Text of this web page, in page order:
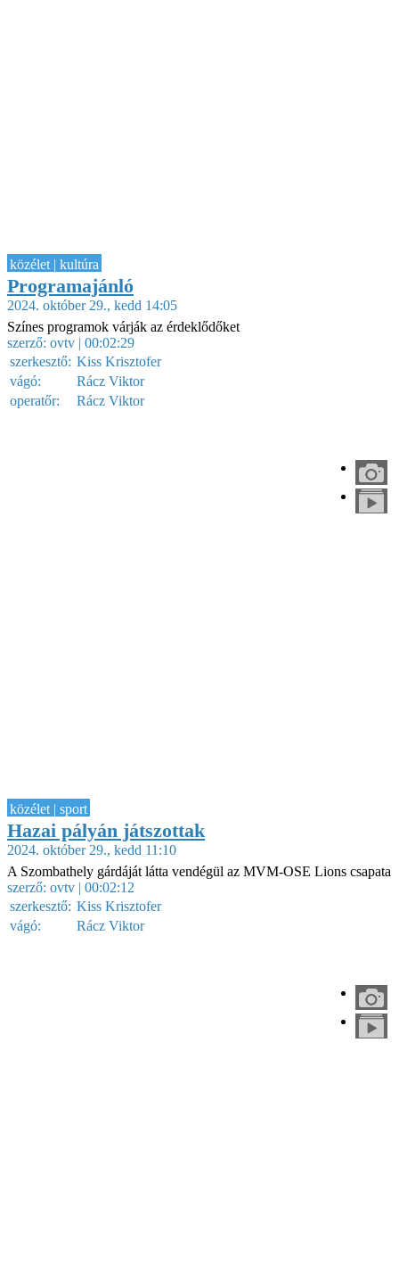
közélet | kultúra
Programajánló
2024. október 29., kedd 14:05
Színes programok várják az érdeklődőket
szerző: ovtv | 00:02:29
szerkesztő: Kiss Krisztofer
vágó:
Rácz Viktor
operatőr:
Rácz Viktor
közélet | sport
Hazai pályán játszottak
2024. október 29., kedd 11:10
A Szombathely gárdáját látta vendégül az MVM-OSE Lions csapata
szerző: ovtv | 00:02:12
szerkesztő: Kiss Krisztofer
vágó:
Rácz Viktor